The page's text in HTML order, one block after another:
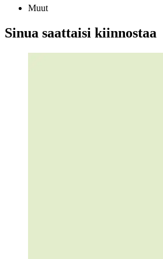
Muut
Sinua saattaisi kiinnostaa